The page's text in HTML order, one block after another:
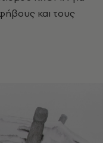
και τους